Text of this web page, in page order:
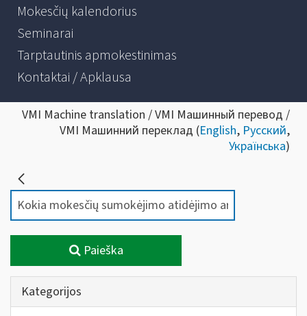
Mokesčių kalendorius
Seminarai
Tarptautinis apmokestinimas
Kontaktai / Apklausa
VMI Machine translation / VMI Машинный перевод /
VMI Машинний переклад (English, Русский,
Українська)
Paieška
Kategorijos